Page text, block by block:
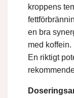
kroppens
en bra
med koffein.
En riktigt